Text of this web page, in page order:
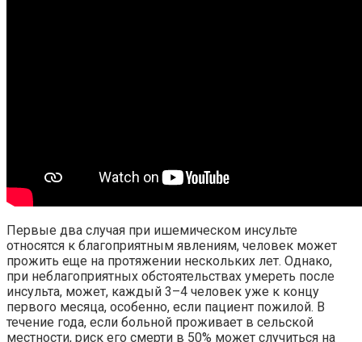
Первые два случая при ишемическом инсульте
относятся к благоприятным явлениям, человек может
прожить еще на протяжении нескольких лет. Однако,
при неблагоприятных обстоятельствах умереть после
инсульта, может, каждый 3–4 человек уже к концу
первого месяца, особенно, если пациент пожилой. В
течение года, если больной проживает в сельской
местности, риск его смерти в 50% может случиться на